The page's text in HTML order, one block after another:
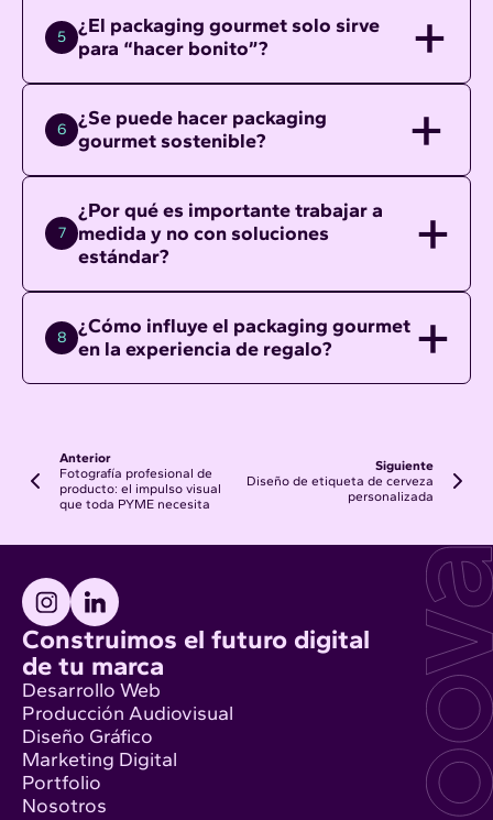
5
¿El packaging gourmet solo sirve
para “hacer bonito”?
6
¿Se puede hacer packaging
gourmet sostenible?
7
¿Por qué es importante trabajar a
medida y no con soluciones
estándar?
8
¿Cómo influye el packaging gourmet
en la experiencia de regalo?
Anterior
Fotografía profesional de
producto: el impulso visual
que toda PYME necesita
Siguiente
Diseño de etiqueta de cerveza
personalizada
Desarrollo Web
Producción Audiovisual
Diseño Gráfico
Marketing Digital
Portfolio
Nosotros
Construimos el futuro digital
de tu marca